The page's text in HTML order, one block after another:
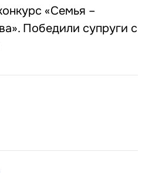
«Семья –
Победили супруги с